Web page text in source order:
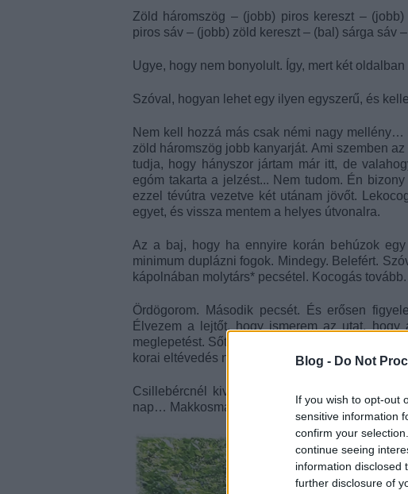
Blog - Do Not
If you wish to opt-out
sensitive information
confirm your
continue seeing
information disclosed
further disclosure of
Zöld háromszög – (jobb) piros kereszt –
piros sáv – (jobb) zöld kereszt – (bal) sárga sáv
Ugye, hogy nem bonyolult. Így, mert két
Szóval, hogyan lehet egy ilyen egyszerű, és
Nem kell hozzá más csak némi nagy
zöld háromszög jobb kanyarját. Ami szemben
tudja, hogy hányszor jártam már itt, de
egóm takarta a jelzést... Nem tudom. Én
ezzel tévútra vezetve két utánam jövőt.
egyet, és vissza mentem a helyes útvonalra.
Az a baj, hogy ha ennyire korán behúzok
minimum duplázni fogok. Mindegy. Belefért.
kápolnában molytárs* pecsétel. Kocogás tovább.
Ördögorom. Második pecsét. És erősen
Élvezem a lejtőt, hogy ismerem az utat,
meglepetést. Sőt, miközben felfelé kaptatok,
korai eltévedés nem jár egyedül.
Csillebércnél kivételesen nem fejelem le
nap… Makkosmáriáig jobbára lejtő… mi kell